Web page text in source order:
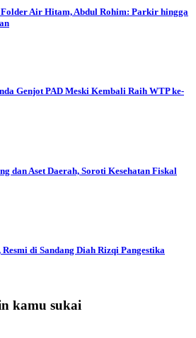
Folder Air Hitam, Abdul Rohim: Parkir hingga
Genjot PAD Meski Kembali Raih WTP ke-
dan Aset Daerah, Soroti Kesehatan Fiskal
di Sandang Diah Rizqi Pangestika
kamu sukai